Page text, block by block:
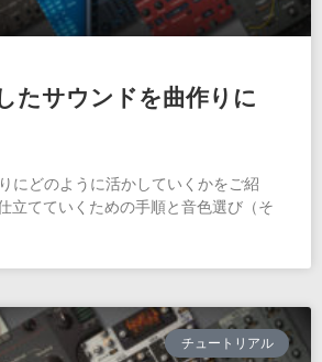
たサウンドを曲作りに
にどのように活かしていくかをご紹
立てていくための手順と音色選び（そ
チュートリアル